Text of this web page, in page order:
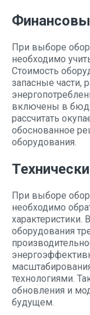
При выборе
необходимо
Стоимость
запасные части,
включены в
рассчитать
обоснованное
оборудования.
При выборе
необходимо
характеристики.
оборудования
технологиями.
обновления и
будущем.